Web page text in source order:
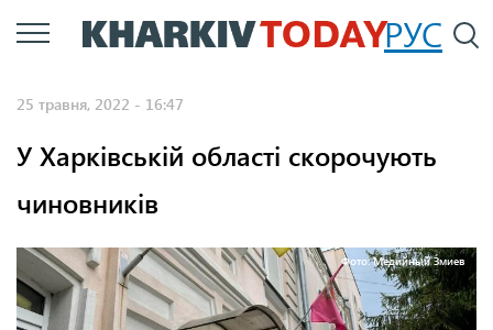
Перейти
до
РУС
25 травня, 2022 - 16:47
У Харківській області скорочують
чиновників
Фото: Медийный Змиев